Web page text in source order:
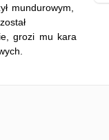
mundurowym,
grozi mu kara